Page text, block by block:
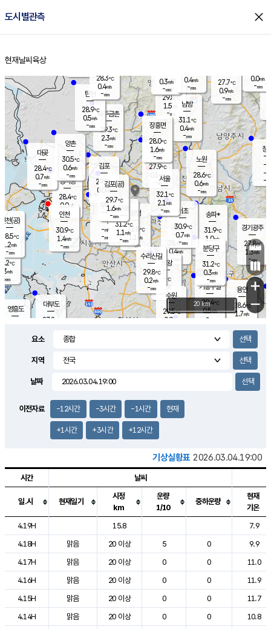
도시별관측 close
홈
현재날씨 육상
의도
℃
m/s
mm
영흥도
양주
29.8℃
1.5
-mm
과천
28.4℃
0.4m/s
- mm
용인
28.6℃
1.7m/s
경기광주
27.8℃
1.3m/s
-mm
0.8m/s
대부도
27.8
경서동
28.4℃
0.0m/s
-mm
파주금촌
29.3℃
2.3m/s
-mm
27.7℃
0.9m/s
-mm
대곶
28.4℃
0.7m/s
-mm
창
-
-m/
-
탄현
28.9℃
0.5m/s
-mm
0.0m/s
-mm
의왕
- ℃
m/s
mm
김포
29.9℃
0.0 m/s
mm
광명
32.8 ℃
1.1 m/s
-mm
부천
-℃
-m/s
-mm
양촌
30.5℃
0.6m/s
-mm
구로
31.2℃
1.1 m/s
-mm
은평
27.9℃
0.1 m/s
- mm
노원
28.6℃
0.6m/s
-mm
송파*
31.9℃
1.0m/s
-mm
서초
30.9℃
0.7m/s
-mm
남방
31.1℃
0.4m/s
-mm
기흥구갈
29.4℃
0.5m/s
-
수리산길
29.8℃
0.2m/s
-mm
분당구
31.2℃
0.3m/s
-mm
장흥면
28.0℃
1.6m/s
-mm
0.3m/s
-mm
인천(공)
28.5℃
1.2m/s
-mm
김포(공)
29.7℃
1.6m/s
-mm
수원
29.5℃
0.9m/s
인천
30.9℃
1.4m/s
-mm
서울
32.1℃
2.1 m/s
-mm
28.3℃
0.4m/s
-mm
0.4m/s
-mm
+
−
20 km
요소
지역
날짜
이전자료 -12시간 -3시간 -1시간 현재
+1시간 +3시간 +12시간
기상실황표 2026.03.04.19:00
도시별 기상실황표로 지점, 날씨, 기온, 강수, 바람, 기압등을 안내한 표입
시간 날씨
일.시 현재일기
시정
km
운량
1/10
중하운량
현재
기온
4.19H
15.8
7.9
4.18H
맑음 20 이상 5 0
9.9
4.17H
맑음 20 이상 0 0
11.0
4.16H
맑음 20 이상 0 0
11.9
4.15H
맑음 20 이상 0 0
11.7
4.14H
맑음 20 이상 0 0
10.8